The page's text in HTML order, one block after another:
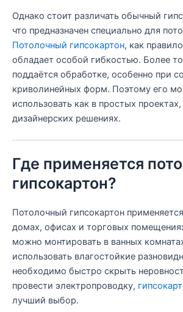
Однако стоит различать обычный
что предназначен специально для
Потолочный гипсокартон, как
обладает особой гибкостью. Более
поддаётся обработке, особенно при
криволинейных форм. Поэтому его
использовать как в простых
дизайнерских решениях.
Где применяется
гипсокартон?
Потолочный гипсокартон
домах, офисах и торговых
можно монтировать в ванных
использовать влагостойкие
необходимо быстро скрыть
провести электропроводку,
лучший выбор.